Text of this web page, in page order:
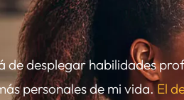
de desplegar habilidades
personales de mi vida.El